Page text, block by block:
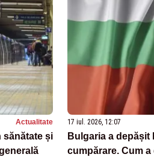
Actualitate
sănătate și
17 iul. 2026, 12:07
Bulgaria a depășit
cumpărare. Cum